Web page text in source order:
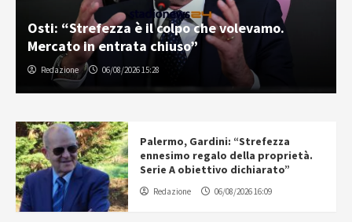
Osti: “Strefezza è il colpo che volevamo.
Mercato in entrata chiuso”
Redazione 06/08/2026 15:28
Palermo, Gardini: “Strefezza
ennesimo regalo della proprietà.
Serie A obiettivo dichiarato”
Redazione 06/08/2026 16:09